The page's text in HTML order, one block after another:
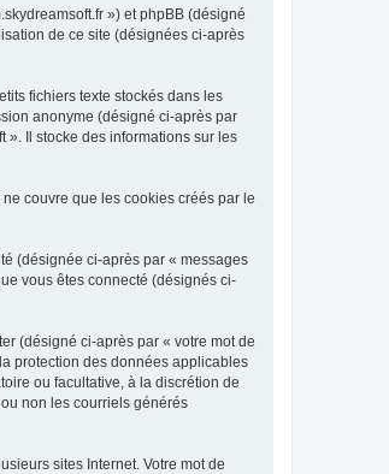
») et phpBB (désigné
de ce site (désignées ci-après
fichiers texte stockés dans les
anonyme (désigné ci-après par
». Il stocke des informations sur les
couvre que les cookies créés par le
(désignée ci-après par « messages
vous êtes connecté (désignés ci-
(désigné ci-après par « votre mot de
protection des données applicables
ou facultative, à la discrétion de
non les courriels générés
sites Internet. Votre mot de